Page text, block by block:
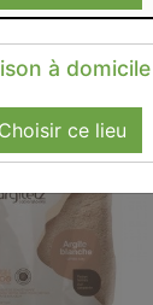
à domicile
Choisir ce lieu
>Visage